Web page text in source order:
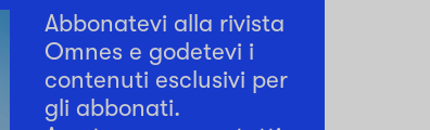
Abbonatevi alla rivista
Omnes e godetevi i
contenuti esclusivi per
gli abbonati.